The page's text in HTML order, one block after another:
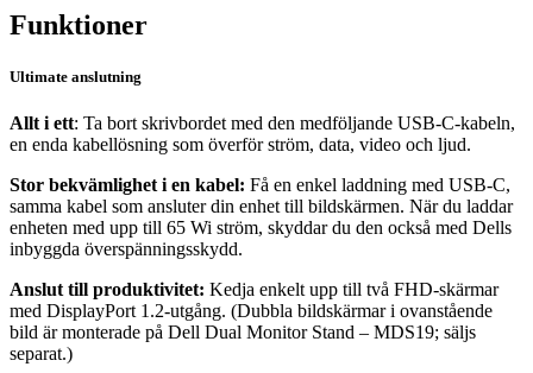
Funktioner
Ultimate anslutning
Allt i ett: Ta bort skrivbordet med den medföljande USB-C-kabeln,
en enda kabellösning som överför ström, data, video och ljud.
Stor bekvämlighet i en kabel: Få en enkel laddning med USB-C,
samma kabel som ansluter din enhet till bildskärmen. När du laddar
enheten med upp till 65 Wi ström, skyddar du den också med Dells
inbyggda överspänningsskydd.
Anslut till produktivitet: Kedja enkelt upp till två FHD-skärmar
med DisplayPort 1.2-utgång. (Dubbla bildskärmar i ovanstående
bild är monterade på Dell Dual Monitor Stand – MDS19; säljs
separat.)